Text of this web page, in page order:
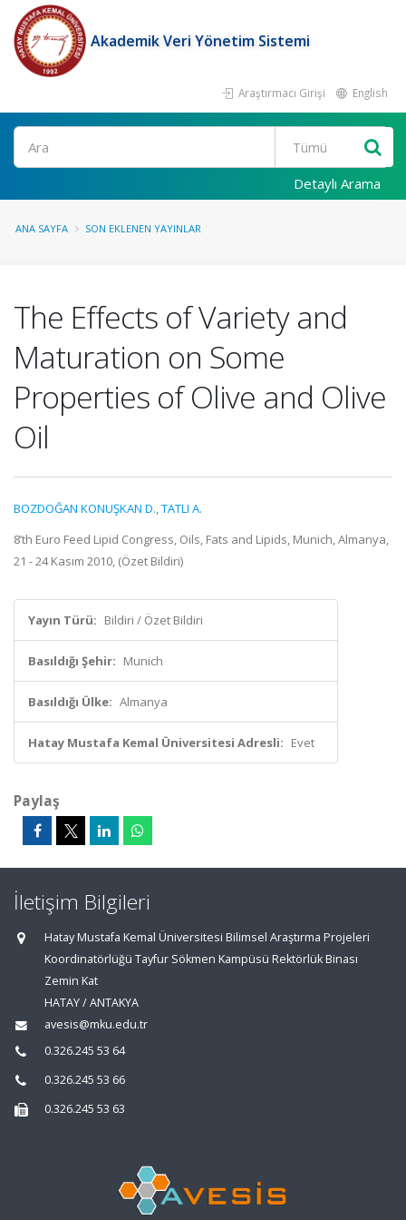
Akademik Veri Yönetim Sistemi
Araştırmacı Girişi English
Ara
Detaylı Arama
ANA SAYFA SON EKLENEN YAYINLAR
The Effects of Variety and
Maturation on Some
Properties of Olive and Olive
Oil
BOZDOĞAN KONUŞKAN D.,TATLI A.
8’th Euro Feed Lipid Congress, Oils, Fats and Lipids, Munich, Almanya,
21 - 24 Kasım 2010, (Özet Bildiri)
Yayın Türü: Bildiri / Özet Bildiri
Basıldığı Şehir: Munich
Basıldığı Ülke: Almanya
Hatay Mustafa Kemal Üniversitesi Adresli: Evet
Paylaş
İletişim Bilgileri
Hatay Mustafa Kemal Üniversitesi Bilimsel Araştırma Projeleri
Koordinatörlüğü Tayfur Sökmen Kampüsü Rektörlük Binası
Zemin Kat
HATAY / ANTAKYA
avesis@mku.edu.tr
0.326.245 53 64
0.326.245 53 66
0.326.245 53 63